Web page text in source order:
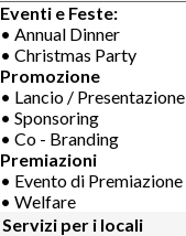
Eventi e Feste:
• Annual Dinner
• Christmas Party
Promozione
• Lancio / Presentazione
• Sponsoring
• Co - Branding
Premiazioni
• Evento di Premiazione
• Welfare
Servizi per i locali